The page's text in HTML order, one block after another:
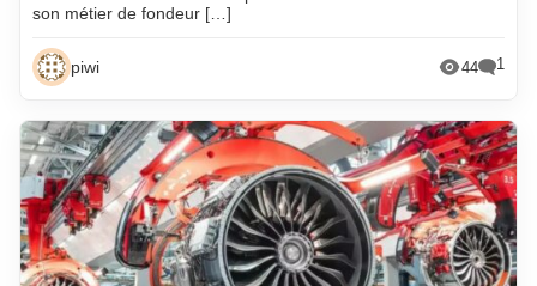
son métier de fondeur […]
piwi 44 1